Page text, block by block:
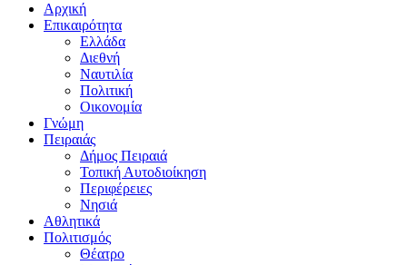
Αρχική
Επικαιρότητα
Ελλάδα
Διεθνή
Ναυτιλία
Πολιτική
Οικονομία
Γνώμη
Πειραιάς
Δήμος Πειραιά
Τοπική Αυτοδιοίκηση
Περιφέρειες
Νησιά
Αθλητικά
Πολιτισμός
Θέατρο